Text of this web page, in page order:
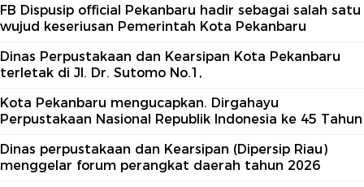
FB Dispusip official Pekanbaru hadir sebagai salah satu
wujud keseriusan Pemerintah Kota Pekanbaru
Dinas Perpustakaan dan Kearsipan Kota Pekanbaru
terletak di Jl. Dr. Sutomo No.1,
Kota Pekanbaru mengucapkan. Dirgahayu
Perpustakaan Nasional Republik Indonesia ke 45 Tahun
Dinas perpustakaan dan Kearsipan (Dipersip Riau)
menggelar forum perangkat daerah tahun 2026